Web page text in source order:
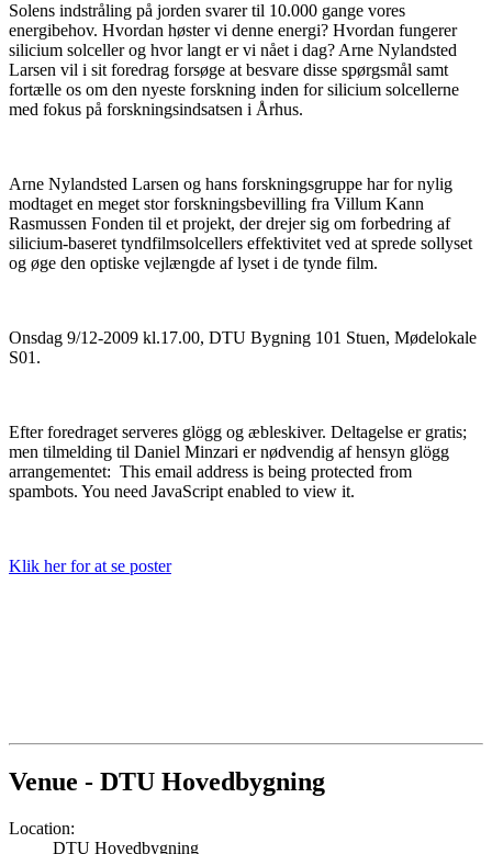
Solens indstråling på jorden svarer til 10.000 gange vores
energibehov. Hvordan høster vi denne energi? Hvordan fungerer
silicium solceller og hvor langt er vi nået i dag? Arne Nylandsted
Larsen vil i sit foredrag forsøge at besvare disse spørgsmål samt
fortælle os om den nyeste forskning inden for silicium solcellerne
med fokus på forskningsindsatsen i Århus.
Arne Nylandsted Larsen og hans forskningsgruppe har for nylig
modtaget en meget stor forskningsbevilling fra Villum Kann
Rasmussen Fonden til et projekt, der drejer sig om forbedring af
silicium-baseret tyndfilmsolcellers effektivitet ved at sprede sollyset
og øge den optiske vejlængde af lyset i de tynde film.
Onsdag 9/12-2009 kl.17.00, DTU Bygning 101 Stuen, Mødelokale
S01.
Efter foredraget serveres glögg og æbleskiver. Deltagelse er gratis;
men tilmelding til Daniel Minzari er nødvendig af hensyn glögg
arrangementet: This email address is being protected from
spambots. You need JavaScript enabled to view it.
Klik her for at se poster
Venue - DTU Hovedbygning
Location:
DTU Hovedbygning